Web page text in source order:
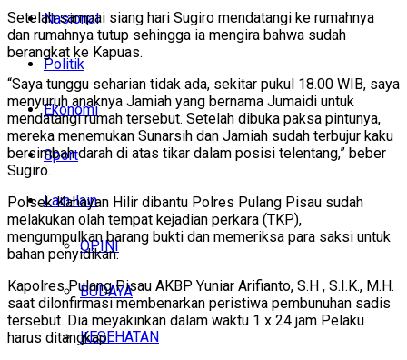
Nasional
Politik
Ekonomi
Sport
Lain-lain
OPINI
BUDAYA
KESEHATAN
Setelah sampai siang hari Sugiro mendatangi ke rumahnya
dan rumahnya tutup sehingga ia mengira bahwa sudah
berangkat ke Kapuas.
“Saya tunggu seharian tidak ada, sekitar pukul 18.00 WIB, saya
menyuruh anaknya Jamiah yang bernama Jumaidi untuk
mendatangi rumah tersebut. Setelah dibuka paksa pintunya,
mereka menemukan Sunarsih dan Jamiah sudah terbujur kaku
bersimbah darah di atas tikar dalam posisi telentang,” beber
Sugiro.
Polsek Kahayan Hilir dibantu Polres Pulang Pisau sudah
melakukan olah tempat kejadian perkara (TKP),
mengumpulkan barang bukti dan memeriksa para saksi untuk
bahan penyidikan.
Kapolres Pulang Pisau AKBP Yuniar Arifianto, S.H , S.I.K., M.H.
saat dilonfirmasi membenarkan peristiwa pembunuhan sadis
tersebut. Dia meyakinkan dalam waktu 1 x 24 jam Pelaku
harus ditangkap.